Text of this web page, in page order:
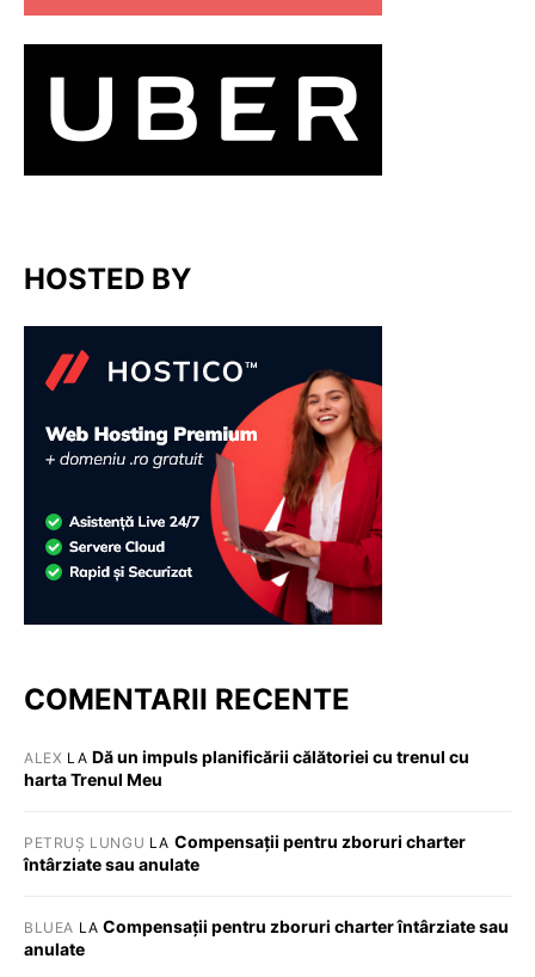
HOSTED BY
COMENTARII RECENTE
ALEX LA Dă un impuls planificării călătoriei cu trenul cu
harta Trenul Meu
PETRUȘ LUNGU LA Compensații pentru zboruri charter
întârziate sau anulate
BLUEA LACompensații pentru zboruri charter întârziate sau
anulate